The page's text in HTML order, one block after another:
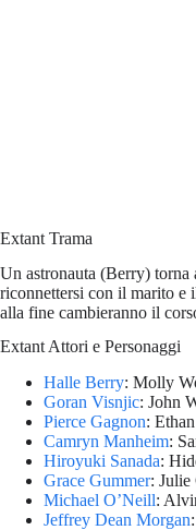
Extant Trama
Un astronauta (Berry) torna
riconnettersi con il marito e
alla fine cambieranno il
Extant Attori e Personaggi
Halle Berry: Molly
Goran Visnjic: John
Pierce Gagnon:
Camryn Manheim:
Hiroyuki Sanada:
Grace Gummer: Julie
Michael O’Neill:
Jeffrey Dean Morgan